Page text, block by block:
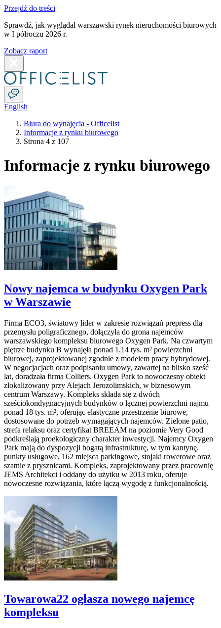
Przejdź do treści
Sprawdź, jak wyglądał warszawski rynek nieruchomości biurowych
w I półroczu 2026 r.
Zobacz raport
English
Biura do wynajęcia - Officelist
Informacje z rynku biurowego
Strona 4 z 107
Informacje z rynku biurowego
Nowy najemca w budynku Oxygen Park
w Warszawie
Firma ECO3, światowy lider w zakresie rozwiązań prepress dla
przemysłu poligraficznego, dołączyła do grona najemców
warszawskiego kompleksu biurowego Oxygen Park. Na czwartym
piętrze budynku B wynajęła ponad 1,14 tys. m² powierzchni
biurowej, zaprojektowanej zgodnie z modelem pracy hybrydowej.
W negocjacjach oraz podpisaniu umowy, zawartej na blisko sześć
lat, doradzała firma Colliers. Oxygen Park to nowoczesny obiekt
zlokalizowany przy Alejach Jerozolimskich, w biznesowym
centrum Warszawy. Kompleks składa się z dwóch
sześciokondygnacyjnych budynków o łącznej powierzchni najmu
ponad 18 tys. m², oferując elastyczne przestrzenie biurowe,
dostosowane do potrzeb wymagających najemców. Zielone patio,
strefa relaksu oraz certyfikat BREEAM na poziomie Very Good
podkreślają proekologiczny charakter inwestycji. Najemcy Oxygen
Park mają do dyspozycji bogatą infrastrukturę, w tym kantynę,
punkty usługowe, 162 miejsca parkingowe, stojaki rowerowe oraz
szatnie z prysznicami. Kompleks, zaprojektowany przez pracownię
JEMS Architekci i oddany do użytku w 2013 roku, oferuje
nowoczesne rozwiązania, które łączą wygodę z funkcjonalnością.
Towarowa22 ogłasza nowego najemcę
kompleksu